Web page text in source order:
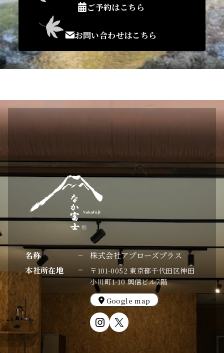
ご予約はこちら
お問い合わせはこちら
名称
株式会社アプローズプラス
本社所在地
〒101-0052 東京都千代田区神田
小川町1-10 興信ビル7階
Google map
Instagram
X